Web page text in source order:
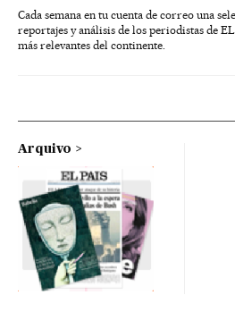
Cada semana en tu cuenta de correo una
reportajes y análisis de los periodistas de
más relevantes del continente.
Arquivo